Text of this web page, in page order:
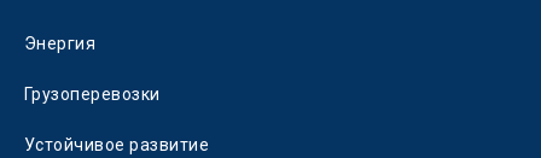
Энергия
Грузоперевозки
Устойчивое развитие